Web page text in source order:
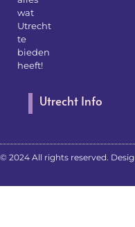
wat
Utrecht
te
bieden
heeft!
Utrecht Info
© 2024 All rights reserved.